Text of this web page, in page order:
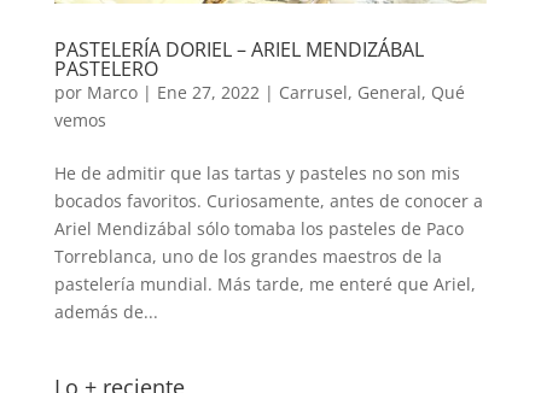
PASTELERÍA DORIEL – ARIEL MENDIZÁBAL
PASTELERO
por Marco| Ene 27, 2022 | Carrusel, General, Qué
vemos
He de admitir que las tartas y pasteles no son mis
bocados favoritos. Curiosamente, antes de conocer a
Ariel Mendizábal sólo tomaba los pasteles de Paco
Torreblanca, uno de los grandes maestros de la
pastelería mundial. Más tarde, me enteré que Ariel,
además de...
Lo + reciente